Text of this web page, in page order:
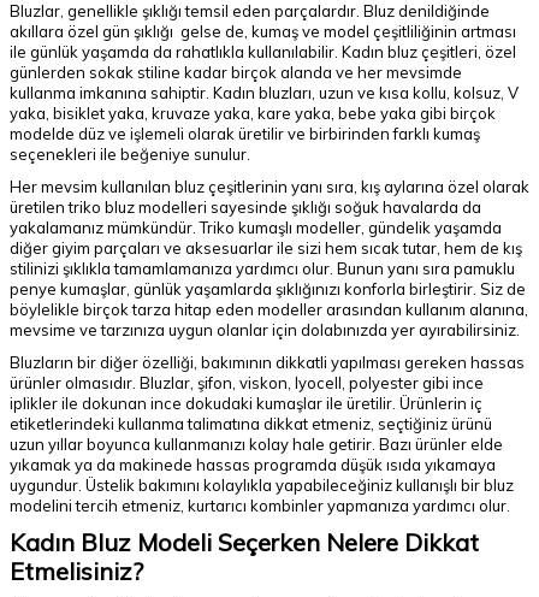
Bluzlar, genellikle şıklığı temsil eden parçalardır. Bluz denildiğinde
akıllara özel gün şıklığı gelse de, kumaş ve model çeşitliliğinin artması
ile günlük yaşamda da rahatlıkla kullanılabilir. Kadın bluz çeşitleri, özel
günlerden sokak stiline kadar birçok alanda ve her mevsimde
kullanma imkanına sahiptir. Kadın bluzları, uzun ve kısa kollu, kolsuz, V
yaka, bisiklet yaka, kruvaze yaka, kare yaka, bebe yaka gibi birçok
modelde düz ve işlemeli olarak üretilir ve birbirinden farklı kumaş
seçenekleri ile beğeniye sunulur.
Her mevsim kullanılan bluz çeşitlerinin yanı sıra, kış aylarına özel olarak
üretilen triko bluz modelleri sayesinde şıklığı soğuk havalarda da
yakalamanız mümkündür. Triko kumaşlı modeller, gündelik yaşamda
diğer giyim parçaları ve aksesuarlar ile sizi hem sıcak tutar, hem de kış
stilinizi şıklıkla tamamlamanıza yardımcı olur. Bunun yanı sıra pamuklu
penye kumaşlar, günlük yaşamlarda şıklığınızı konforla birleştirir. Siz de
böylelikle birçok tarza hitap eden modeller arasından kullanım alanına,
mevsime ve tarzınıza uygun olanlar için dolabınızda yer ayırabilirsiniz.
Bluzların bir diğer özelliği, bakımının dikkatli yapılması gereken hassas
ürünler olmasıdır. Bluzlar, şifon, viskon, lyocell, polyester gibi ince
iplikler ile dokunan ince dokudaki kumaşlar ile üretilir. Ürünlerin iç
etiketlerindeki kullanma talimatına dikkat etmeniz, seçtiğiniz ürünü
uzun yıllar boyunca kullanmanızı kolay hale getirir. Bazı ürünler elde
yıkamak ya da makinede hassas programda düşük ısıda yıkamaya
uygundur. Üstelik bakımını kolaylıkla yapabileceğiniz kullanışlı bir bluz
modelini tercih etmeniz, kurtarıcı kombinler yapmanıza yardımcı olur.
Kadın Bluz Modeli Seçerken Nelere Dikkat
Etmelisiniz?